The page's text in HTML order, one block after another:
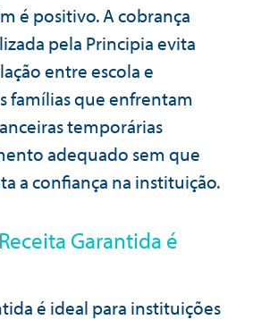
é positivo. A cobrança
pela Principia evita
entre escola e
famílias que enfrentam
temporárias
adequado sem que
a confiança na instituição.
Garantida é
é ideal para instituições